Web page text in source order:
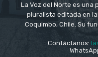
La Voz del Norte es una
pluralista editada en
Coquimbo, Chile. Su
Contáctanos: